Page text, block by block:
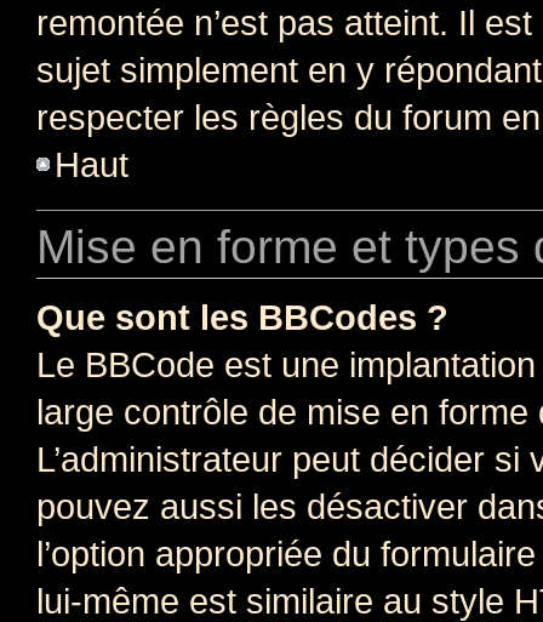
remontée n’est pas atteint. Il
sujet simplement en y
respecter les règles du forum
Haut
Mise en forme et types
Que sont les BBCodes ?
Le BBCode est une
large contrôle de mise en forme
L’administrateur peut décider
pouvez aussi les désactiver
l’option appropriée du
lui-même est similaire au style